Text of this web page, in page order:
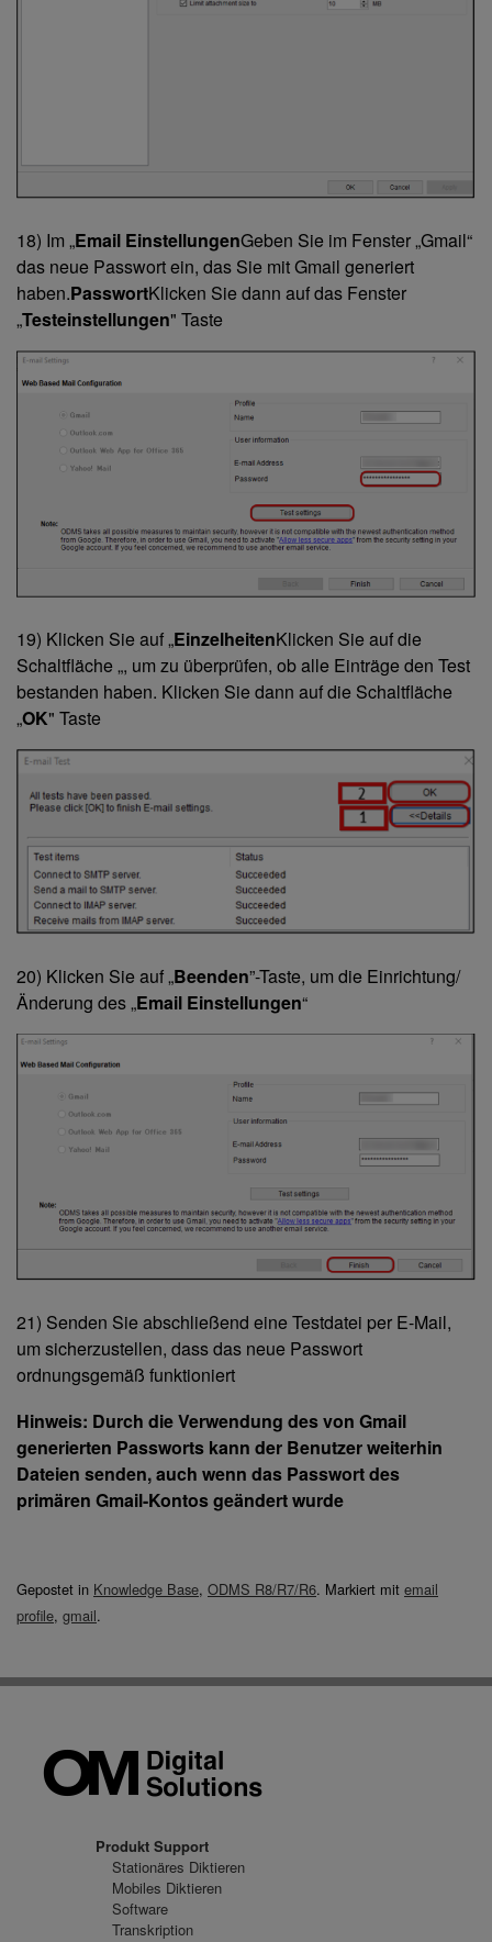
18) Im „Email EinstellungenGeben Sie im Fenster „Gmail“
das neue Passwort ein, das Sie mit Gmail generiert
haben.PasswortKlicken Sie dann auf das Fenster
„Testeinstellungen" Taste
19) Klicken Sie auf „EinzelheitenKlicken Sie auf die
Schaltfläche „, um zu überprüfen, ob alle Einträge den Test
bestanden haben. Klicken Sie dann auf die Schaltfläche
„OK" Taste
20) Klicken Sie auf „Beenden”-Taste, um die Einrichtung/
Änderung des „Email Einstellungen“
21) Senden Sie abschließend eine Testdatei per E-Mail,
um sicherzustellen, dass das neue Passwort
ordnungsgemäß funktioniert
Hinweis: Durch die Verwendung des von Gmail
generierten Passworts kann der Benutzer weiterhin
Dateien senden, auch wenn das Passwort des
primären Gmail-Kontos geändert wurde
Gepostet in Knowledge Base, ODMS R8/R7/R6. Markiert mit email
profile, gmail.
Produkt Support
Stationäres Diktieren
Mobiles Diktieren
Software
Transkription